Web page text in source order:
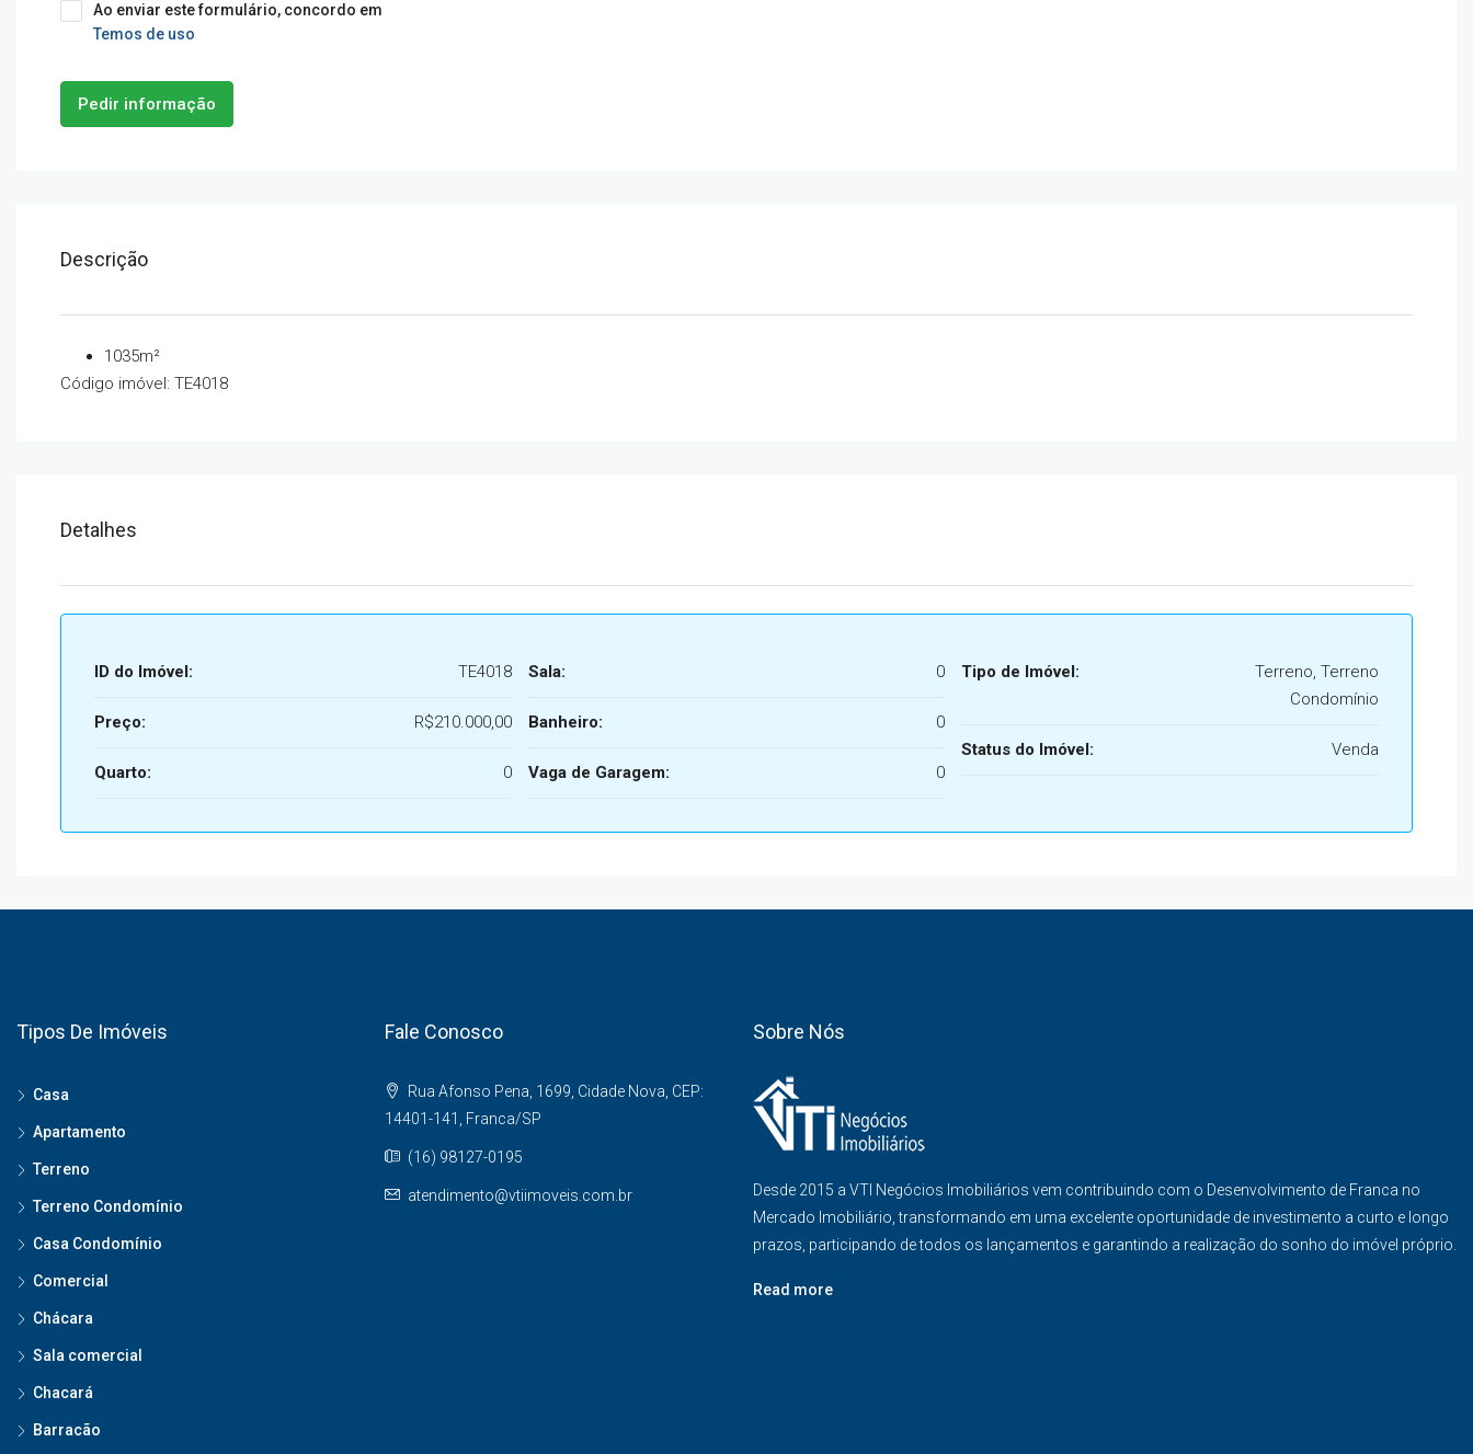
Ao enviar este formulário, concordo em
Temos de uso
Pedir informação
Descrição
1035m²
Código imóvel: TE4018
Detalhes
ID do Imóvel: TE4018
Preço: R$210.000,00
Quarto: 0
Sala: 0
Banheiro: 0
Vaga de Garagem: 0
Tipo de Imóvel:
Terreno, Terreno
Condomínio
Status do Imóvel: Venda
Tipos De Imóveis
Casa
Apartamento
Terreno
Terreno Condomínio
Casa Condomínio
Comercial
Chácara
Sala comercial
Chacará
Barracão
Fale Conosco
Rua Afonso Pena, 1699, Cidade Nova, CEP:
14401-141, Franca/SP
(16) 98127-0195
atendimento@vtiimoveis.com.br
Sobre Nós
Desde 2015 a VTI Negócios Imobiliários vem contribuindo com o Desenvolvimento de Franca no
Mercado Imobiliário, transformando em uma excelente oportunidade de investimento a curto e longo
prazos, participando de todos os lançamentos e garantindo a realização do sonho do imóvel próprio.
Read more